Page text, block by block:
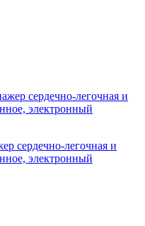
сердечно-легочная и
электронный